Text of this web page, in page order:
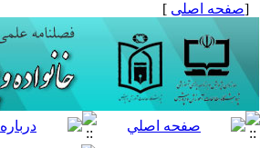
[صفحه اصلی ]